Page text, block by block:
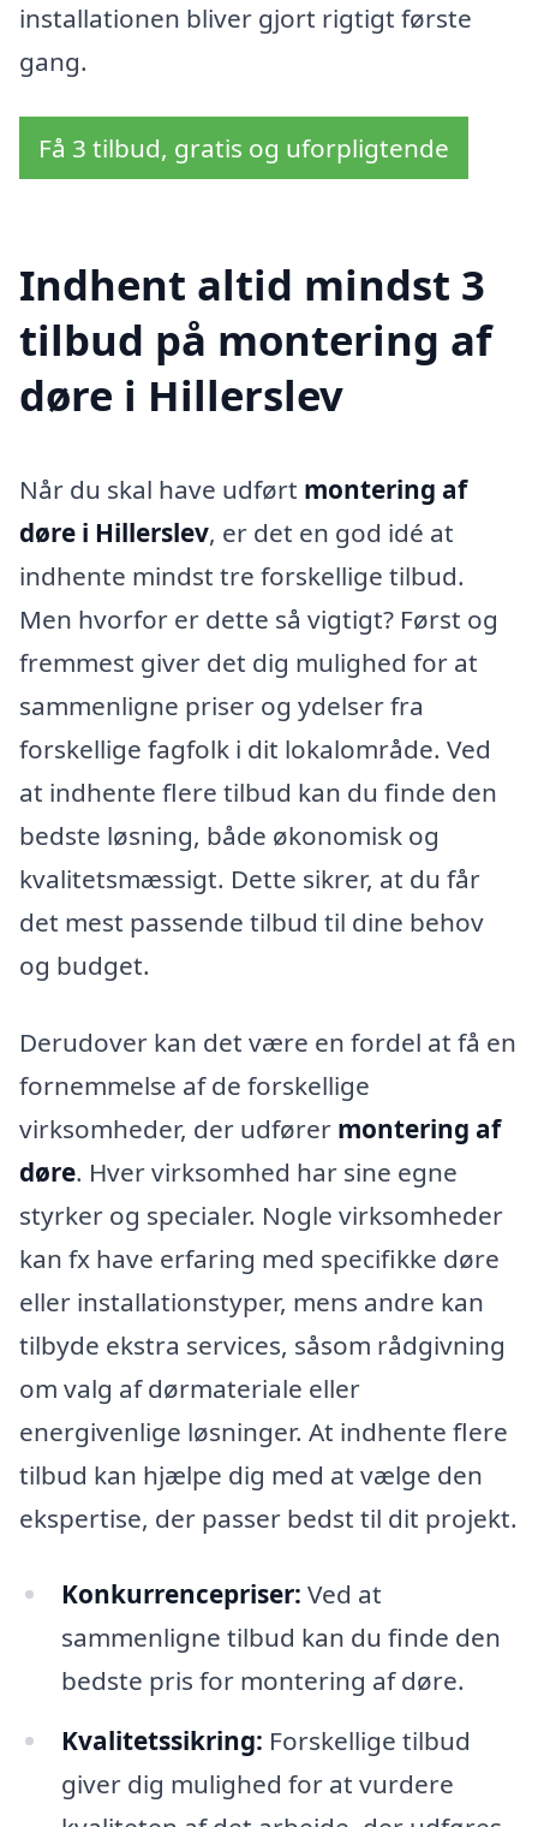
installationen bliver gjort rigtigt første
gang.
Få 3 tilbud, gratis og uforpligtende
Indhent altid mindst 3
tilbud på montering af
døre i Hillerslev
Når du skal have udført montering af
døre i Hillerslev, er det en god idé at
indhente mindst tre forskellige tilbud.
Men hvorfor er dette så vigtigt? Først og
fremmest giver det dig mulighed for at
sammenligne priser og ydelser fra
forskellige fagfolk i dit lokalområde. Ved
at indhente flere tilbud kan du finde den
bedste løsning, både økonomisk og
kvalitetsmæssigt. Dette sikrer, at du får
det mest passende tilbud til dine behov
og budget.
Derudover kan det være en fordel at få en
fornemmelse af de forskellige
virksomheder, der udfører montering af
døre. Hver virksomhed har sine egne
styrker og specialer. Nogle virksomheder
kan fx have erfaring med specifikke døre
eller installationstyper, mens andre kan
tilbyde ekstra services, såsom rådgivning
om valg af dørmateriale eller
energivenlige løsninger. At indhente flere
tilbud kan hjælpe dig med at vælge den
ekspertise, der passer bedst til dit projekt.
Konkurrencepriser: Ved at
sammenligne tilbud kan du finde den
bedste pris for montering af døre.
Kvalitetssikring: Forskellige tilbud
giver dig mulighed for at vurdere